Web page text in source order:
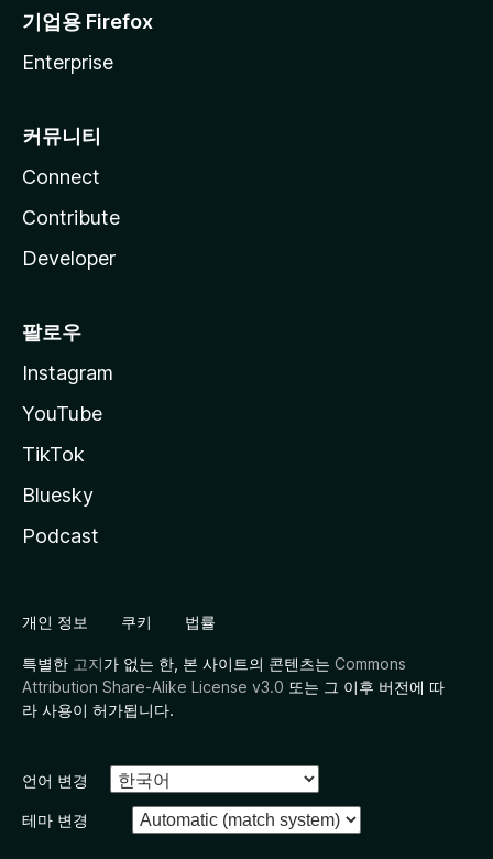
기업용 Firefox
Enterprise
커뮤니티
Connect
Contribute
Developer
팔로우
Instagram
YouTube
TikTok
Bluesky
Podcast
개인 정보 쿠키 법률
특별한 고지가 없는 한, 본 사이트의 콘텐츠는 Commons
Attribution Share-Alike License v3.0 또는 그 이후 버전에 따
라 사용이 허가됩니다.
언어 변경
테마 변경